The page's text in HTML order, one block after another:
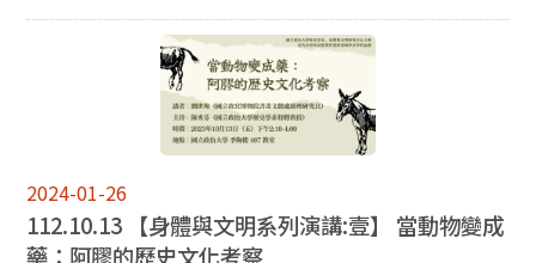
時間｜2023年10月17日（二）下午2:10-4:00 地點｜國
立政治大學季陶樓歷史學系會議室（340423） 主辦｜國
立政治大學歷史學系、身體與文明研究中心 協辦｜近代
社會的身體與性別跨領域學分學程
2024-01-26
112.10.13 【身體與文明系列演講:壹】 當動物變成
藥：阿膠的歷史文化考察